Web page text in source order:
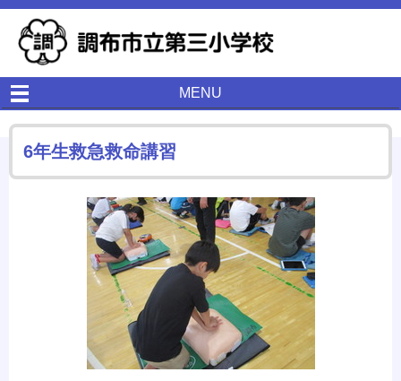
MENU
6年生救急救命講習